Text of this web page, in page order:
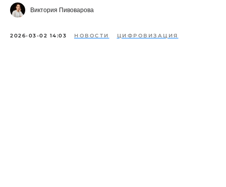
Виктория Пивоварова
2026-03-02 14:03 НОВОСТИ ЦИФРОВИЗАЦИЯ